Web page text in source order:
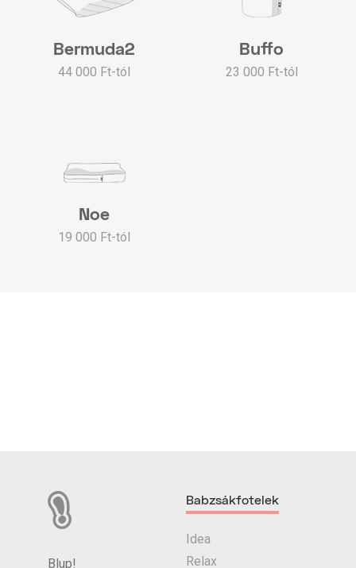
Bermuda2
44 000 Ft-tól
Buffo
23 000 Ft-tól
Noe
19 000 Ft-tól
Blup!
Babzsákfotelek
Idea
Relax